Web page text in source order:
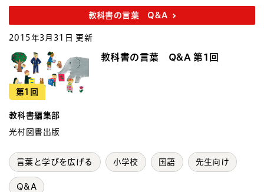
教科書の言葉 Q&A
2015年3月31日 更新
第1回
教科書の言葉 Q&A 第1回
教科書編集部
光村図書出版
言葉と学びを広げる 小学校 国語 先生向け
Q&A